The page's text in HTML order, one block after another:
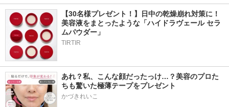
【30名様プレゼント！】日中の乾燥崩れ対策に！
美容液をまとったような「ハイドラヴェール セラ
ムパウダー」
TIRTIR
あれ？私、こんな顔だったっけ…？美容のプロた
ちも驚いた極薄テープをプレゼント
かづきれいこ